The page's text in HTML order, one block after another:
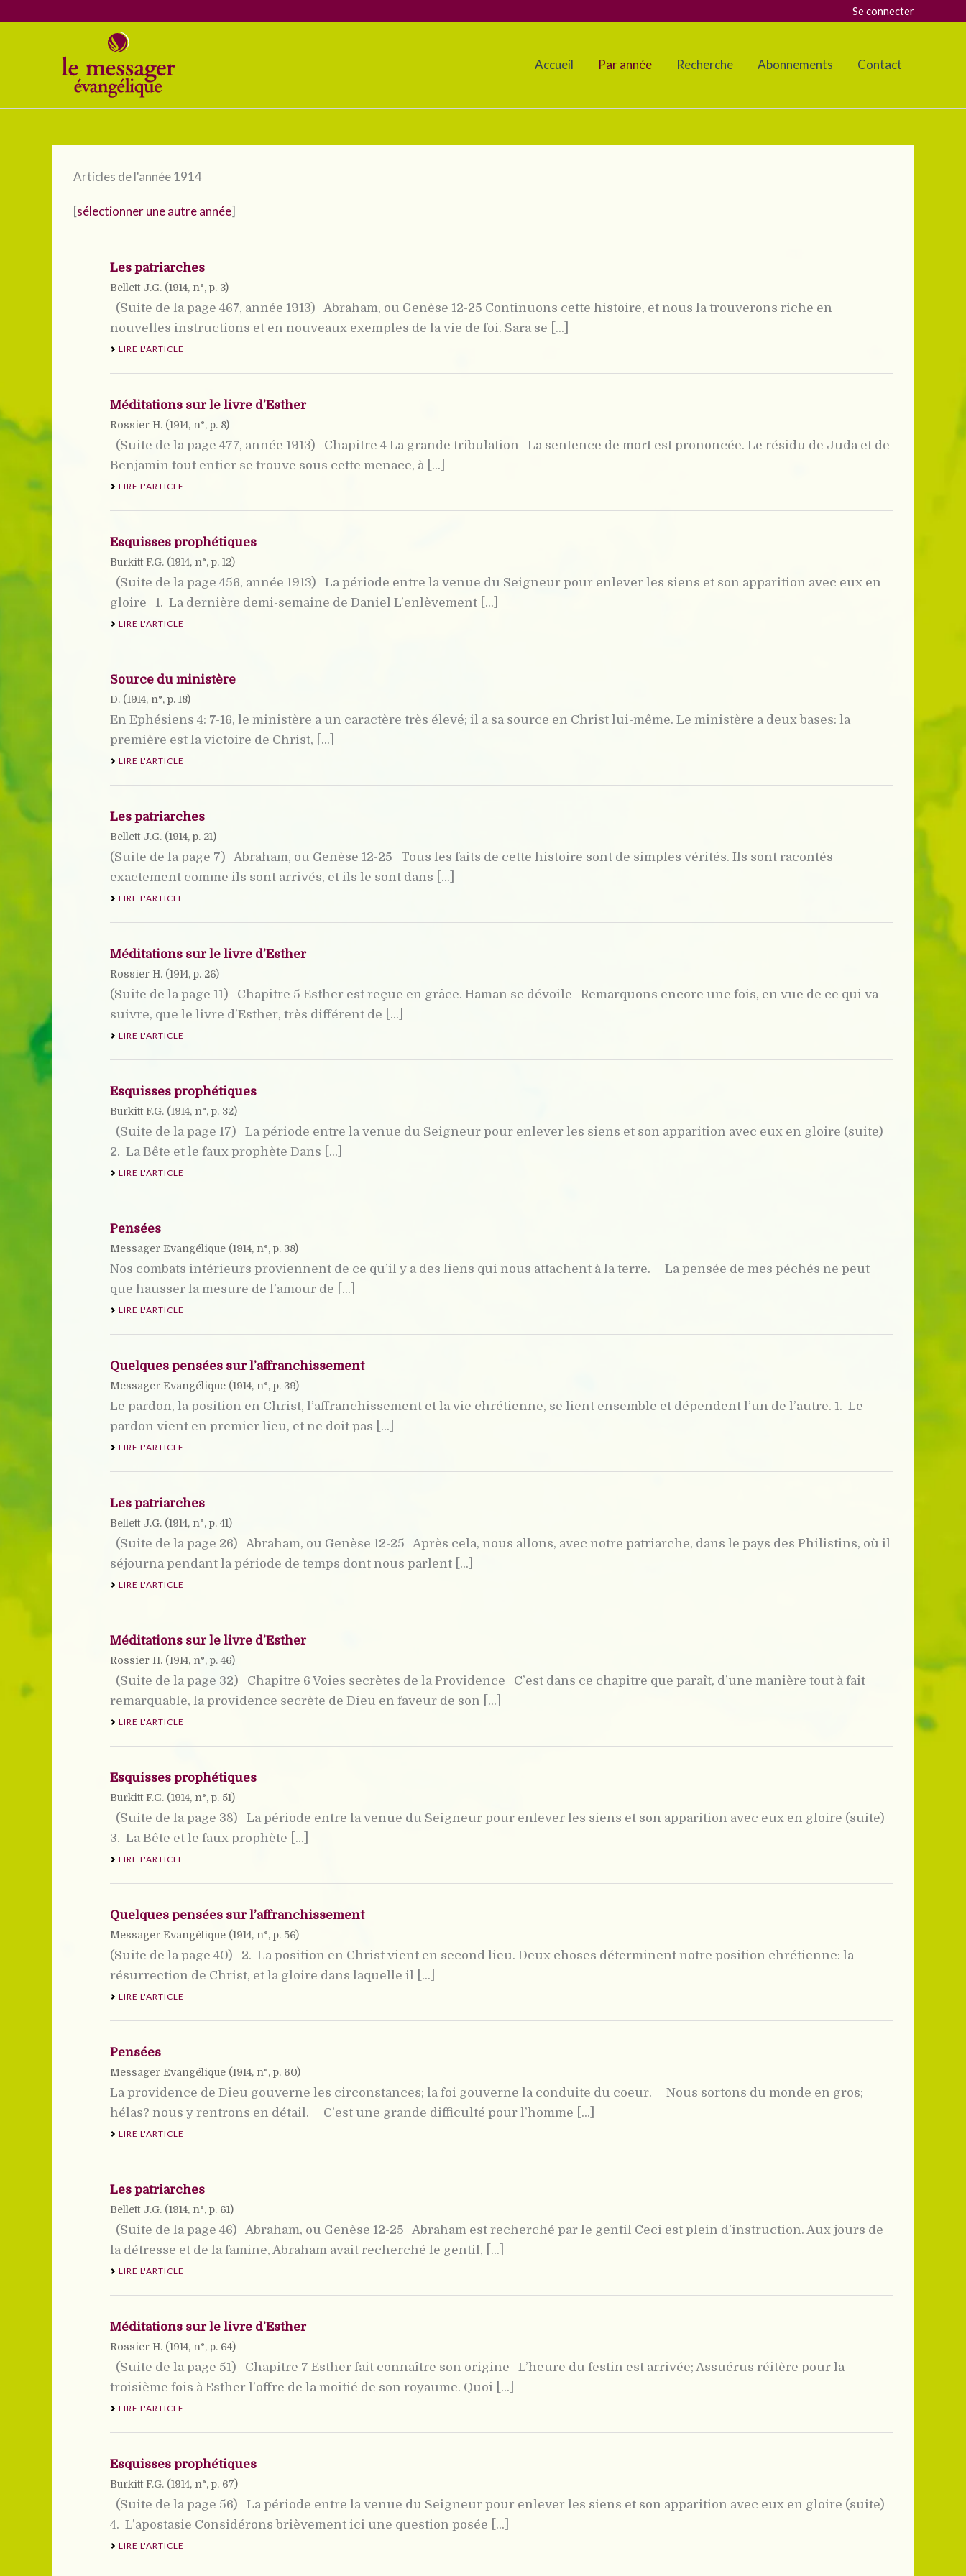
Se connecter
Accueil Par année Recherche Abonnements Contact
Articles de l'année 1914
[sélectionner une autre année]
Les patriarches
Bellett J.G. (1914, n°, p. 3)
(Suite de la page 467, année 1913) Abraham, ou Genèse 12-25 Continuons cette histoire, et nous la trouverons riche en
nouvelles instructions et en nouveaux exemples de la vie de foi. Sara se [...]
LIRE L'ARTICLE
Méditations sur le livre d’Esther
Rossier H. (1914, n°, p. 8)
(Suite de la page 477, année 1913) Chapitre 4 La grande tribulation La sentence de mort est prononcée. Le résidu de Juda et de
Benjamin tout entier se trouve sous cette menace, à [...]
LIRE L'ARTICLE
Esquisses prophétiques
Burkitt F.G. (1914, n°, p. 12)
(Suite de la page 456, année 1913) La période entre la venue du Seigneur pour enlever les siens et son apparition avec eux en
gloire 1.  La dernière demi-semaine de Daniel L’enlèvement [...]
LIRE L'ARTICLE
Source du ministère
D. (1914, n°, p. 18)
En Ephésiens 4: 7-16, le ministère a un caractère très élevé; il a sa source en Christ lui-même. Le ministère a deux bases: la
première est la victoire de Christ, [...]
LIRE L'ARTICLE
Les patriarches
Bellett J.G. (1914, p. 21)
(Suite de la page 7) Abraham, ou Genèse 12-25 Tous les faits de cette histoire sont de simples vérités. Ils sont racontés
exactement comme ils sont arrivés, et ils le sont dans [...]
LIRE L'ARTICLE
Méditations sur le livre d’Esther
Rossier H. (1914, p. 26)
(Suite de la page 11) Chapitre 5 Esther est reçue en grâce. Haman se dévoile Remarquons encore une fois, en vue de ce qui va
suivre, que le livre d’Esther, très différent de [...]
LIRE L'ARTICLE
Esquisses prophétiques
Burkitt F.G. (1914, n°, p. 32)
(Suite de la page 17) La période entre la venue du Seigneur pour enlever les siens et son apparition avec eux en gloire (suite)
2.  La Bête et le faux prophète Dans [...]
LIRE L'ARTICLE
Pensées
Messager Evangélique (1914, n°, p. 38)
Nos combats intérieurs proviennent de ce qu’il y a des liens qui nous attachent à la terre. La pensée de mes péchés ne peut
que hausser la mesure de l’amour de [...]
LIRE L'ARTICLE
Quelques pensées sur l’affranchissement
Messager Evangélique (1914, n°, p. 39)
Le pardon, la position en Christ, l’affranchissement et la vie chrétienne, se lient ensemble et dépendent l’un de l’autre. 1.  Le
pardon vient en premier lieu, et ne doit pas [...]
LIRE L'ARTICLE
Les patriarches
Bellett J.G. (1914, n°, p. 41)
(Suite de la page 26) Abraham, ou Genèse 12-25 Après cela, nous allons, avec notre patriarche, dans le pays des Philistins, où il
séjourna pendant la période de temps dont nous parlent [...]
LIRE L'ARTICLE
Méditations sur le livre d’Esther
Rossier H. (1914, n°, p. 46)
(Suite de la page 32) Chapitre 6 Voies secrètes de la Providence C’est dans ce chapitre que paraît, d’une manière tout à fait
remarquable, la providence secrète de Dieu en faveur de son [...]
LIRE L'ARTICLE
Esquisses prophétiques
Burkitt F.G. (1914, n°, p. 51)
(Suite de la page 38) La période entre la venue du Seigneur pour enlever les siens et son apparition avec eux en gloire (suite)
3.  La Bête et le faux prophète [...]
LIRE L'ARTICLE
Quelques pensées sur l’affranchissement
Messager Evangélique (1914, n°, p. 56)
(Suite de la page 40) 2.  La position en Christ vient en second lieu. Deux choses déterminent notre position chrétienne: la
résurrection de Christ, et la gloire dans laquelle il [...]
LIRE L'ARTICLE
Pensées
Messager Evangélique (1914, n°, p. 60)
La providence de Dieu gouverne les circonstances; la foi gouverne la conduite du coeur. Nous sortons du monde en gros;
hélas? nous y rentrons en détail. C’est une grande difficulté pour l’homme [...]
LIRE L'ARTICLE
Les patriarches
Bellett J.G. (1914, n°, p. 61)
(Suite de la page 46) Abraham, ou Genèse 12-25 Abraham est recherché par le gentil Ceci est plein d’instruction. Aux jours de
la détresse et de la famine, Abraham avait recherché le gentil, [...]
LIRE L'ARTICLE
Méditations sur le livre d’Esther
Rossier H. (1914, n°, p. 64)
(Suite de la page 51) Chapitre 7 Esther fait connaître son origine L’heure du festin est arrivée; Assuérus réitère pour la
troisième fois à Esther l’offre de la moitié de son royaume. Quoi [...]
LIRE L'ARTICLE
Esquisses prophétiques
Burkitt F.G. (1914, n°, p. 67)
(Suite de la page 56) La période entre la venue du Seigneur pour enlever les siens et son apparition avec eux en gloire (suite)
4.  L’apostasie Considérons brièvement ici une question posée [...]
LIRE L'ARTICLE